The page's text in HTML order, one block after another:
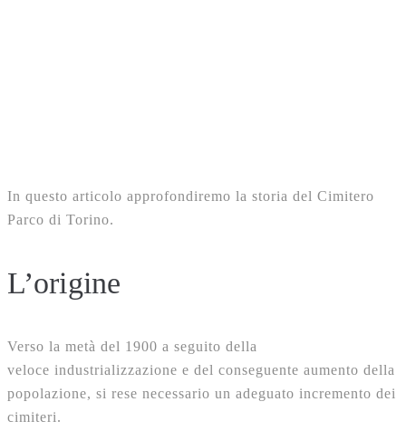
In questo articolo approfondiremo la storia del Cimitero
Parco di Torino.
L’origine
Verso la metà del 1900 a seguito della
veloce industrializzazione e del conseguente aumento della
popolazione, si rese necessario un adeguato incremento dei
cimiteri.